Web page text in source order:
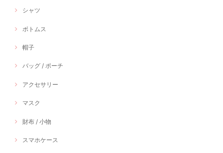
シャツ
ボトムス
帽子
バッグ / ポーチ
アクセサリー
マスク
財布 / 小物
スマホケース